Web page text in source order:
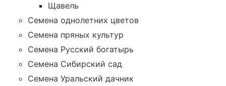
Щавель
Семена однолетних цветов
Семена пряных культур
Семена Русский богатырь
Семена Сибирский сад
Семена Уральский дачник